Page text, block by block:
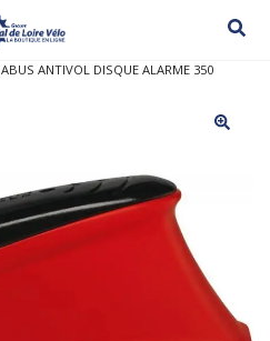
ABUS ANTIVOL DISQUE ALARME 350